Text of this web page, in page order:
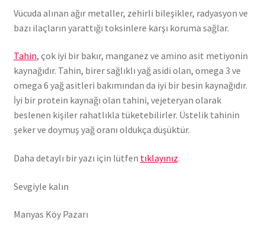
Vücuda alınan ağır metaller, zehirli bileşikler, radyasyon ve
bazı ilaçların yarattığı toksinlere karşı koruma sağlar.
Tahin, çok iyi bir bakır, manganez ve amino asit metiyonin
kaynağıdır. Tahin, birer sağlıklı yağ asidi olan, omega 3 ve
omega 6 yağ asitleri bakımından da iyi bir besin kaynağıdır.
İyi bir protein kaynağı olan tahini, vejeteryan olarak
beslenen kişiler rahatlıkla tüketebilirler. Üstelik tahinin
şeker ve doymuş yağ oranı oldukça düşüktür.
Daha detaylı bir yazı için lütfen tıklayınız.
Sevgiyle kalın
Manyas Köy Pazarı